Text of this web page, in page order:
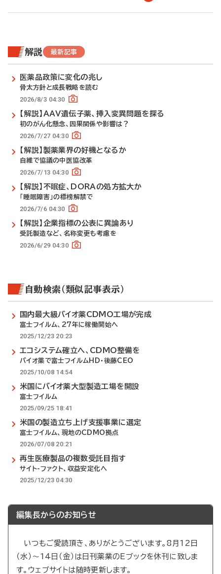
解説 最新記事
医薬品政策に変化の兆し
骨太方針と成長戦略を読む
2026/8/3 04:30
【解説】AAV遺伝子薬、挿入変異問題を探る
初のがん化懸念、因果関係や影響は？
2026/7/27 04:30
【解説】製薬業界の好機となるか
自維で協議の中医協改革
2026/7/13 04:30
【解説】不眠症、DORAの処方拡大か
「睡眠障害」の標榜解禁で
2026/7/6 04:30
【解説】企業指標の公表に異論あり
受託製造など、名称変更も考慮を
2026/6/29 04:30
自動検索（類似記事表示）
国内最大級バイオ薬CDMO工場が完成
富士フイルム、27年に稼働開始へ
2025/12/23 20:23
エコシステム確立へ、CDMO整備を
バイオ薬で富士フイルムHD・後藤CEO
2025/10/08 14:54
米国にバイオ薬大型製造工場を開設
富士フイルム
2025/09/25 18:41
米国の製造立ち上げ支援事業に選定
富士フイルム、現地のCDMO拠点
2026/07/08 20:21
再生医療製品の複数受託目指す
サイト-ファクト、収益安定化へ
2025/12/23 04:30
編集長からのお知らせ
いつもご愛読頂き、ありがとうございます。8月12日
（水）～14日（金）は日刊薬業のEブックを休刊に致しま
す。ウェブサイトは随時更新します。